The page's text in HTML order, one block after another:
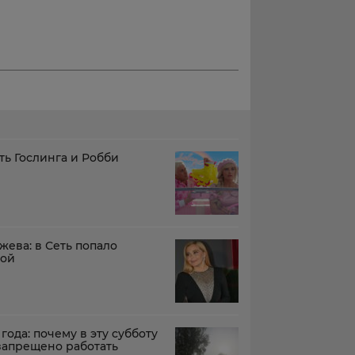
Гослинга и Робби
в Сеть попало
почему в эту субботу
работать